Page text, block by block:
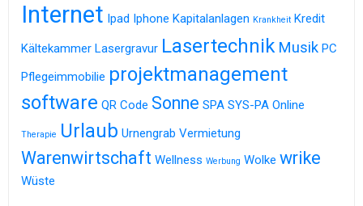
Internet Ipad Iphone Kapitalanlagen Krankheit Kredit
Kältekammer Lasergravur Lasertechnik Musik PC
Pflegeimmobilie projektmanagement
software QR Code Sonne SPA SYS-PA Online
Therapie Urlaub Urnengrab Vermietung
Warenwirtschaft Wellness Werbung Wolke wrike
Wüste